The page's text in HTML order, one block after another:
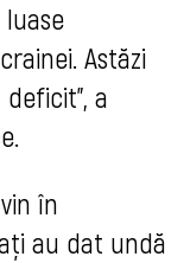
Astăzi
deficit", a
în
au dat undă